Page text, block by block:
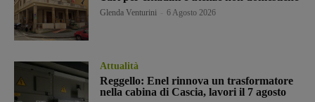
Glenda Venturini 6 Agosto 2026
Attualità
Reggello: Enel rinnova un trasformatore
nella cabina di Cascia, lavori il 7 agosto